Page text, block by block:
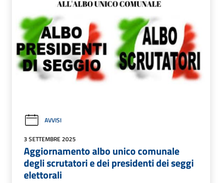
AVVISI
3 SETTEMBRE 2025
Aggiornamento albo unico comunale
degli scrutatori e dei presidenti dei seggi
elettorali